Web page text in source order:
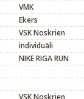
VMK
Ekers
VSK Noskrien
individuāli
NIKE RIGA RUN
VSK Noskrien